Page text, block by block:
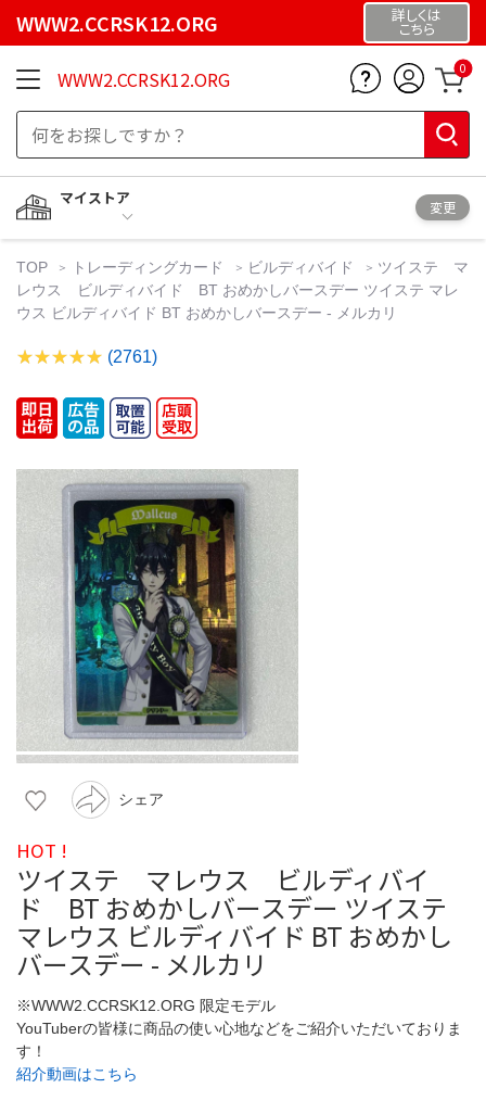
WWW2.CCRSK12.ORG 詳しくは
こちら
WWW2.CCRSK12.ORG 0
マイストア
変更
TOP トレーディングカード ビルディバイド
ツイステ マ
レウス ビルディバイド BT おめかしバースデー ツイステ マレ
ウス ビルディバイド BT おめかしバースデー - メルカリ
(2761)
シェア
HOT !
ツイステ マレウス ビルディバイ
ド BT おめかしバースデー ツイステ
マレウス ビルディバイド BT おめかし
バースデー - メルカリ
※WWW2.CCRSK12.ORG 限定モデル
YouTuberの皆様に商品の使い心地などをご紹介いただいておりま
す！
紹介動画はこちら